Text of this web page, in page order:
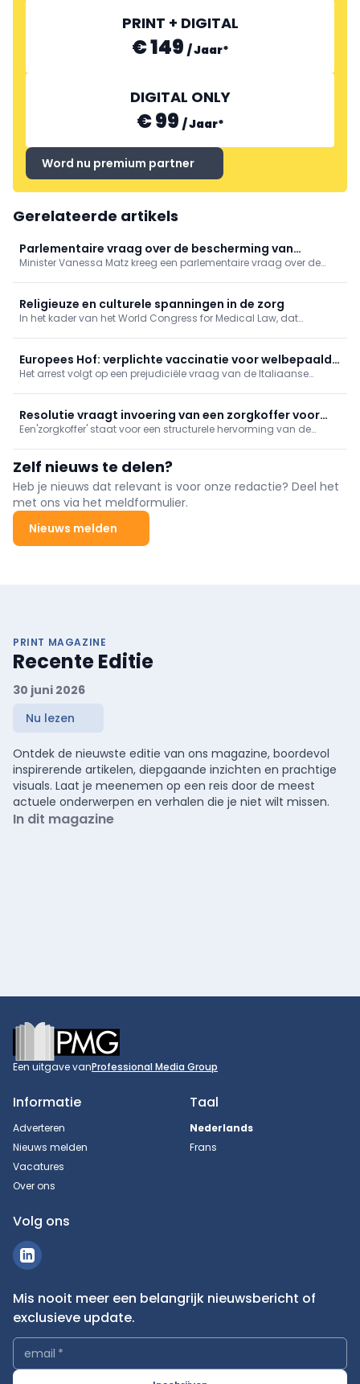
PRINT + DIGITAL
€ 149 /Jaar*
DIGITAL ONLY
€ 99 /Jaar*
Word nu premium partner
Gerelateerde artikels
Parlementaire vraag over de bescherming van
persoonsgegevens bij gebruik van apps in het kader
van reproductieve gezondheidszorg
Minister Vanessa Matz kreeg een parlementaire vraag over de
aandacht voor sensibilisering rond het gebruik van deze apps te
willen versterken.
Religieuze en culturele spanningen in de zorg
In het kader van het World Congress for Medical Law, dat
officieel boven de doopvont gehouden.
Europees Hof: verplichte vaccinatie voor welbepaalde
beroepsgroep discrimineert niet
Het arrest volgt op een prejudiciële vraag van de Italiaanse
Resolutie vraagt invoering van een zorgkoffer voor
mantelzorgers
Een'zorgkoffer' staat voor een structurele hervorming van de
Zelf nieuws te delen?
Heb je nieuws dat relevant is voor onze redactie? Deel het
met ons via het meldformulier.
Nieuws melden
PRINT MAGAZINE
Recente Editie
30 juni 2026
Nu lezen
Ontdek de nieuwste editie van ons magazine, boordevol
inspirerende artikelen, diepgaande inzichten en prachtige
visuals. Laat je meenemen op een reis door de meest
actuele onderwerpen en verhalen die je niet wilt missen.
In dit magazine
Footer
Een uitgave vanProfessional Media Group
Informatie
Adverteren
Nieuws melden
Vacatures
Over ons
Taal
Nederlands
Frans
Volg ons
Mis nooit meer een belangrijk nieuwsbericht of
exclusieve update.
email *